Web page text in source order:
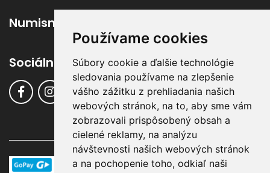
Používame cookies
Súbory cookie a ďalšie technológie
sledovania používame na zlepšenie
vášho zážitku z prehliadania našich
webových stránok, na to, aby sme vám
zobrazovali prispôsobený obsah a
cielené reklamy, na analýzu
návštevnosti našich webových stránok
a na pochopenie toho, odkiaľ naši
Numismatika
Sociálne siete